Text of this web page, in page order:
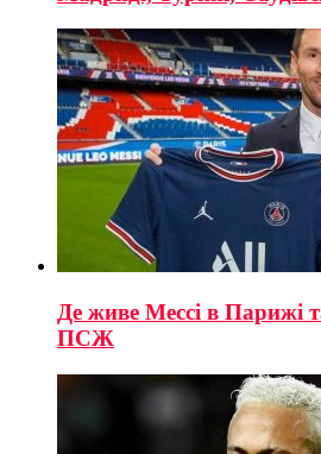
Де живе Мессі в Парижі
ПСЖ